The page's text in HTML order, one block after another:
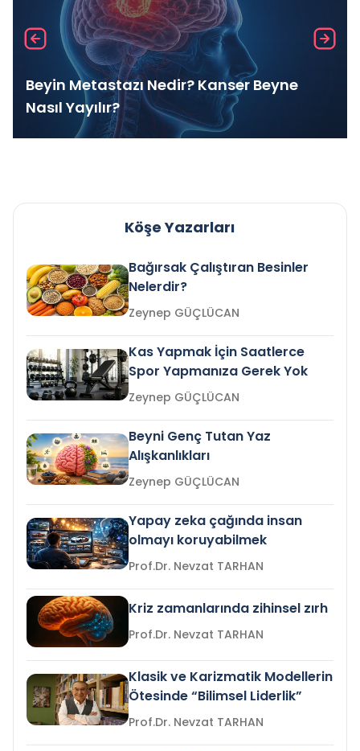
Beyin Metastazı Nedir? Kanser Beyne
Nasıl Yayılır?
Köşe Yazarları
Bağırsak Çalıştıran Besinler
Nelerdir?
Zeynep GÜÇLÜCAN
Kas Yapmak İçin Saatlerce
Spor Yapmanıza Gerek Yok
Zeynep GÜÇLÜCAN
Beyni Genç Tutan Yaz
Alışkanlıkları
Zeynep GÜÇLÜCAN
Yapay zeka çağında insan
olmayı koruyabilmek
Prof.Dr. Nevzat TARHAN
Kriz zamanlarında zihinsel zırh
Prof.Dr. Nevzat TARHAN
Klasik ve Karizmatik Modellerin
Ötesinde “Bilimsel Liderlik”
Prof.Dr. Nevzat TARHAN